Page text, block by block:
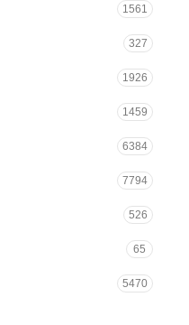
1561
327
1926
1459
6384
7794
526
65
5470